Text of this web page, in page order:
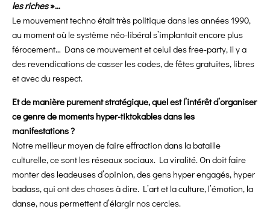
les riches»…
Le mouvement techno était très politique dans les années 1990,
au moment où le système néo-libéral s’implantait encore plus
férocement… Dans ce mouvement et celui des free-party, il y a
des revendications de casser les codes, de fêtes gratuites, libres
et avec du respect.
Et de manière purement stratégique, quel est l’intérêt d’organiser
ce genre de moments hyper-tiktokables dans les
manifestations ?
Notre meilleur moyen de faire effraction dans la bataille
culturelle, ce sont les réseaux sociaux. La viralité. On doit faire
monter des leadeuses d’opinion, des gens hyper engagés, hyper
badass, qui ont des choses à dire. L’art et la culture, l’émotion, la
danse, nous permettent d’élargir nos cercles.